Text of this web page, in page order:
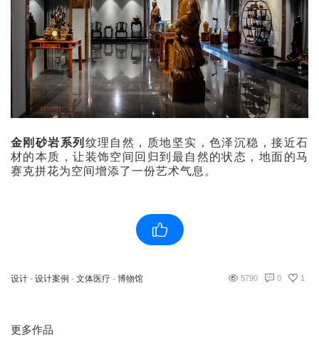
金刚砂岩系列 纹理自然，质地坚实，色泽沉稳，接近石
材的本质，让装饰空间回归到最自然的状态，地面的马
赛克拼花为空间增添了一份艺术气息。
设计 - 设计案例 - 文体医疗 - 博物馆 5790 0 1
更多作品